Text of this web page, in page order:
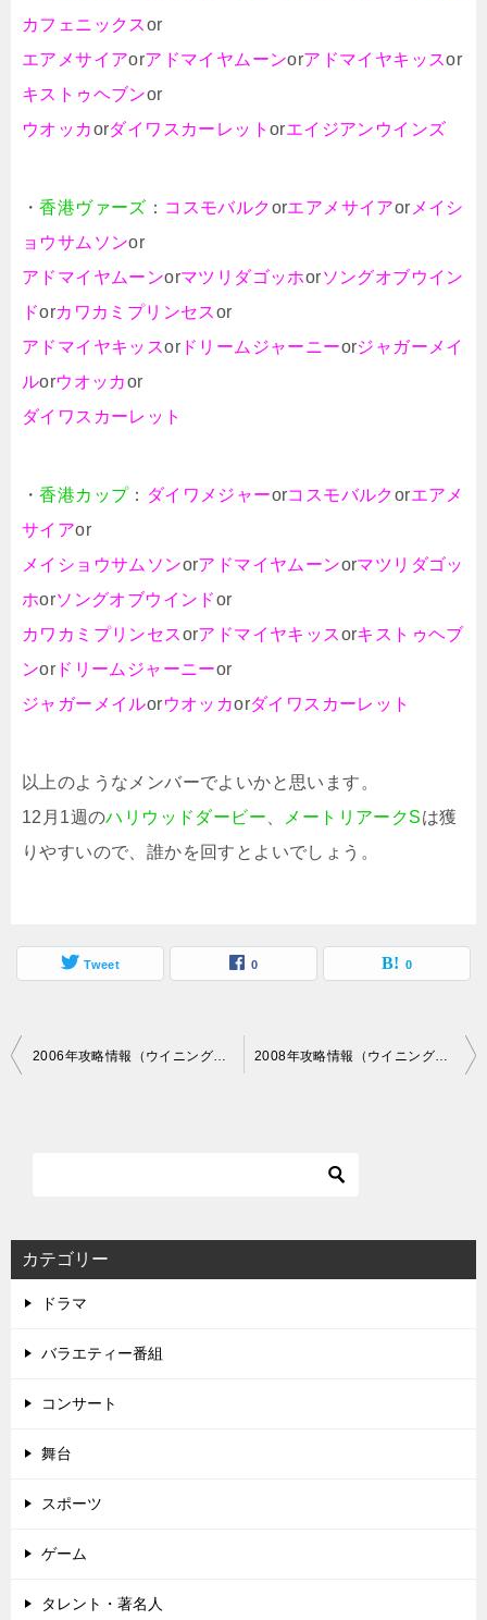
カフェニックスor
エアメサイアorアドマイヤムーンorアドマイヤキッスor
キストゥヘブンor
ウオッカorダイワスカーレットorエイジアンウインズ
・香港ヴァーズ ： コスモバルクorエアメサイアor メイシ
ョウサムソンor
アドマイヤムーンorマツリダゴッホorソングオブウイン
ドorカワカミプリンセスor
アドマイヤキッスor ドリームジャーニーorジャガーメイ
ルorウオッカor
ダイワスカーレット
・香港カップ： ダイワメジャーorコスモバルクorエアメ
サイアor
メイショウサムソンorアドマイヤムーンorマツリダゴッ
ホorソングオブウインドor
カワカミプリンセスorアドマイヤキッスorキストゥヘブ
ンor ドリームジャーニーor
ジャガーメイルorウオッカorダイワスカーレット
以上のようなメンバーでよいかと思います。
12月1週のハリウッドダービー メートリアークSは獲
りやすいので、誰かを回すとよいでしょう。
Tweet 0 0
投
シ
ョ
2006年攻略情報（ウイニングポスト7 2013） 2008年攻略情報（ウイニングポスト7 2013）
カテゴリー
ドラマ
バラエティー番組
コンサート
舞台
スポーツ
ゲーム
タレント・著名人